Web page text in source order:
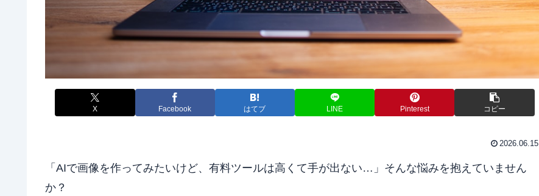
X Facebook はてブ LINE Pinterest コピー
2026.06.15
「AIで画像を作ってみたいけど、有料ツールは高くて手が出ない…」そんな悩みを抱えていません
か？